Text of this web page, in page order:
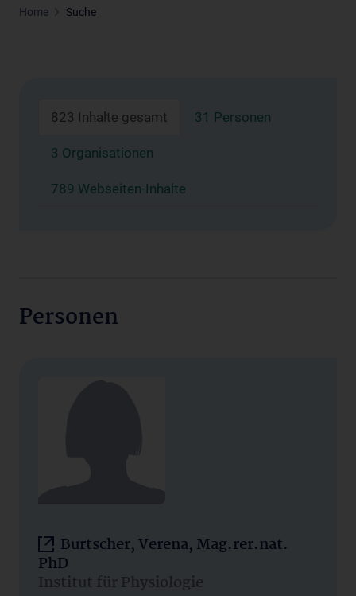
Home Suche
823 Inhalte gesamt 31 Personen
3 Organisationen
789 Webseiten-Inhalte
Personen
Burtscher, Verena, Mag.rer.nat.
PhD
Institut für Physiologie